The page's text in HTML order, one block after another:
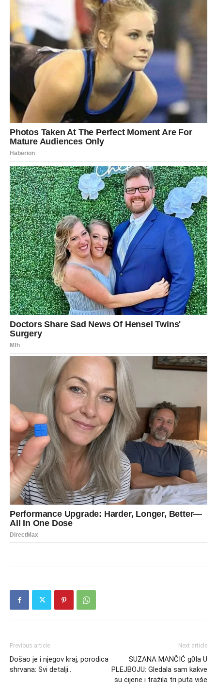
Previous article
Došao je i njegov kraj, porodica
shrvana: Svi detalji..
Next article
SUZANA MANČIĆ g0Ia U
PLEJBOJU: Gledala sam kakve
su cijene i tražila tri puta više